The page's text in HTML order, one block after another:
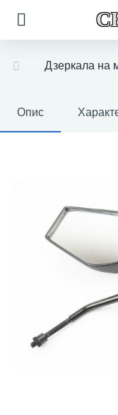
Дзеркала на
Опис